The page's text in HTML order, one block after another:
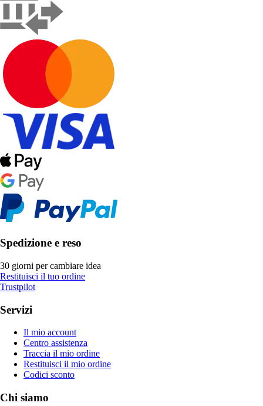
Spedizione e reso
30 giorni per cambiare idea
Restituisci il tuo ordine
Trustpilot
Servizi
Il mio account
Centro assistenza
Traccia il mio ordine
Restituisci il mio ordine
Codici sconto
Chi siamo